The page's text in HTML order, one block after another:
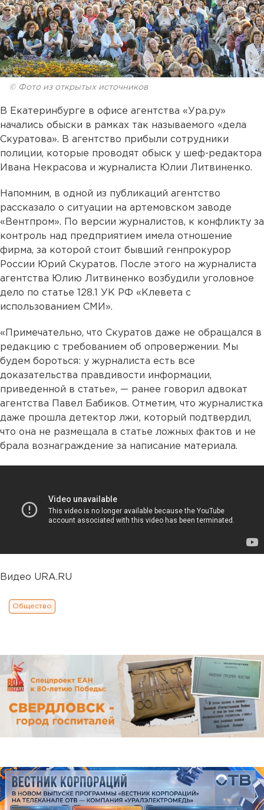
© Фото из открытых источников
В Екатеринбурге в офисе агентства «Ура.ру»
начались обыски в рамках так называемого «дела
Скуратова». В агентство прибыли сотрудники
полиции, которые проводят обыск у шеф-редактора
Ивана Некрасова и журналиста Юлии Литвиненко.
Напомним, в одной из публикаций агентство
рассказало о ситуации на артемовском заводе
«Вентпром». По версии журналистов, к конфликту за
контроль над предприятием имела отношение
фирма, за которой стоит бывший генпрокурор
России Юрий Скуратов. После этого на журналиста
агентства Юлию Литвиненко возбудили уголовное
дело по статье 128.1 УК РФ «Клевета с
использованием СМИ».
«Примечательно, что Скуратов даже не обращался в
редакцию с требованием об опровержении. Мы
будем бороться: у журналиста есть все
доказательства правдивости информации,
приведенной в статье», — ранее говорил адвокат
агентства Павел Бабиков. Отметим, что журналистка
даже прошла детектор лжи, который подтвердил,
что она не размещала в статье ложных фактов и не
брала вознаграждение за написание материала.
Видео URA.RU
Общество